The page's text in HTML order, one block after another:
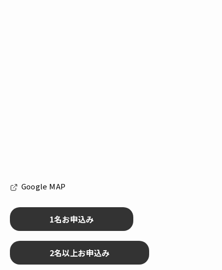
Google MAP